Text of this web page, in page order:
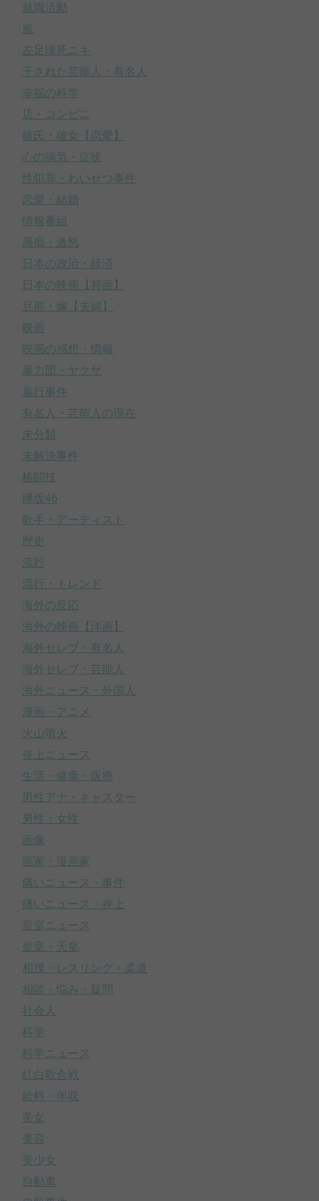
就職活動
嵐
左足壊死ニキ
干された芸能人・有名人
幸福の科学
店・コンビニ
彼氏・彼女【恋愛】
心の病気・症状
性犯罪・わいせつ事件
恋愛・結婚
情報番組
愚痴・激怒
日本の政治・経済
日本の映画【邦画】
旦那・嫁【夫婦】
映画
映画の感想・情報
暴力団・ヤクザ
暴行事件
有名人・芸能人の現在
未分類
未解決事件
格闘技
欅坂46
歌手・アーティスト
歴史
流行
流行・トレンド
海外の反応
海外の映画【洋画】
海外セレブ・有名人
海外セレブ・芸能人
海外ニュース・外国人
漫画・アニメ
火山噴火
炎上ニュース
生活・健康・医療
男性アナ・キャスター
男性・女性
画像
画家・漫画家
痛いニュース・事件
痛いニュース・炎上
皇室ニュース
皇室・天皇
相撲・レスリング・柔道
相談・悩み・疑問
社会人
科学
科学ニュース
紅白歌合戦
給料・年収
美女
美容
美少女
自動車